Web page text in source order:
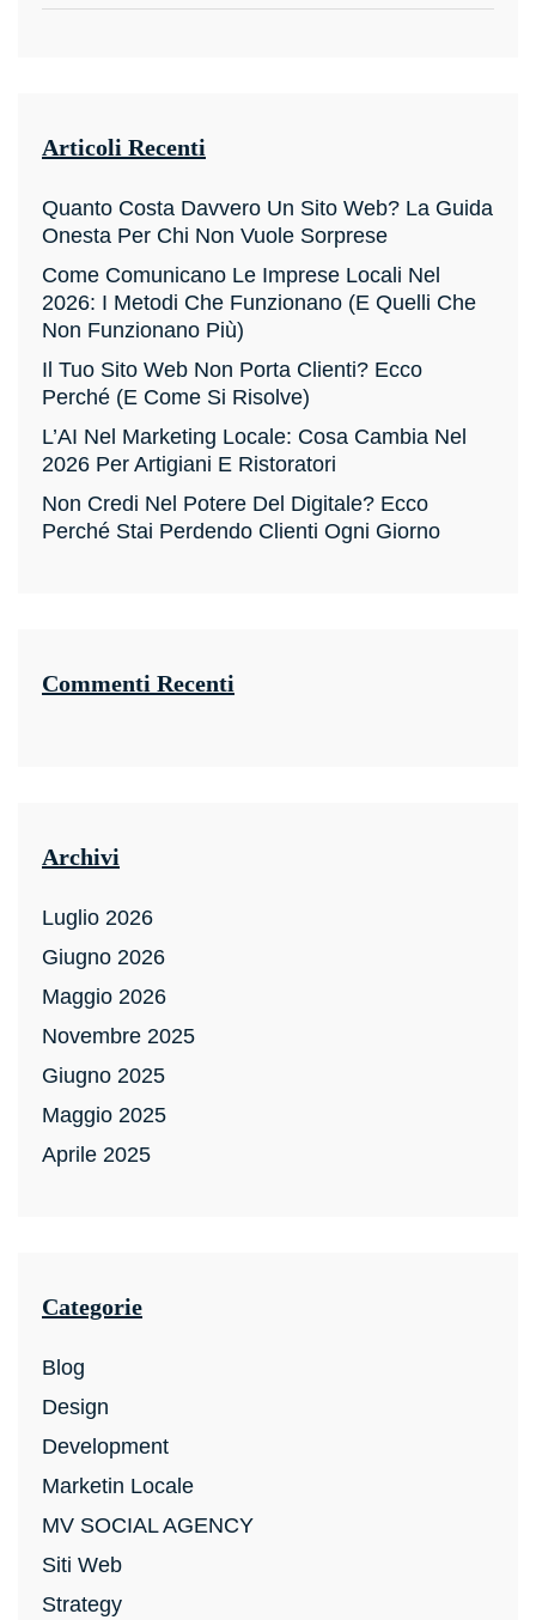
Articoli Recenti
Quanto Costa Davvero Un Sito Web? La Guida
Onesta Per Chi Non Vuole Sorprese
Come Comunicano Le Imprese Locali Nel
2026: I Metodi Che Funzionano (e Quelli Che
Non Funzionano Più)
Il Tuo Sito Web Non Porta Clienti? Ecco
Perché (e Come Si Risolve)
L’AI Nel Marketing Locale: Cosa Cambia Nel
2026 Per Artigiani E Ristoratori
Non Credi Nel Potere Del Digitale? Ecco
Perché Stai Perdendo Clienti Ogni Giorno
Commenti Recenti
Archivi
Luglio 2026
Giugno 2026
Maggio 2026
Novembre 2025
Giugno 2025
Maggio 2025
Aprile 2025
Categorie
Blog
Design
Development
Marketin Locale
MV SOCIAL AGENCY
Siti Web
Strategy